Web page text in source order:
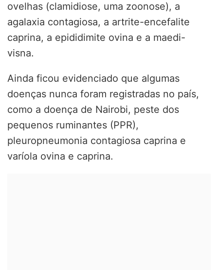
ovelhas (clamidiose, uma zoonose), a
agalaxia contagiosa, a artrite-encefalite
caprina, a epididimite ovina e a maedi-
visna.
Ainda ficou evidenciado que algumas
doenças nunca foram registradas no país,
como a doença de Nairobi, peste dos
pequenos ruminantes (PPR),
pleuropneumonia contagiosa caprina e
varíola ovina e caprina.